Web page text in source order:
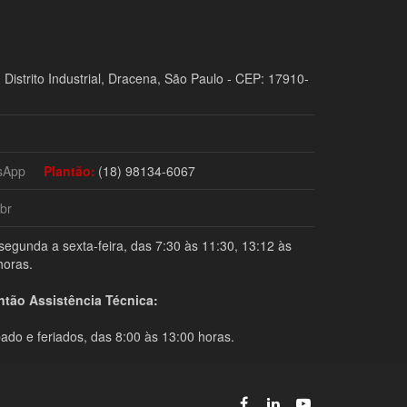
Industrial, Dracena, São Paulo - CEP: 17910-
Plantão: (18) 98134-6067
a sexta-feira, das 7:30 às 11:30, 13:12 às
Assistência Técnica:
e feriados, das 8:00 às 13:00 horas.